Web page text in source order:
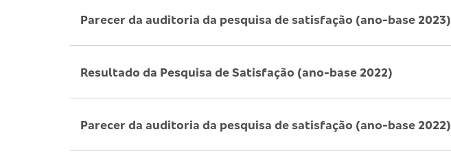
Parecer da auditoria da pesquisa de satisfação (ano-base 2023)
Resultado da Pesquisa de Satisfação (ano-base 2022)
Parecer da auditoria da pesquisa de satisfação (ano-base 2022)